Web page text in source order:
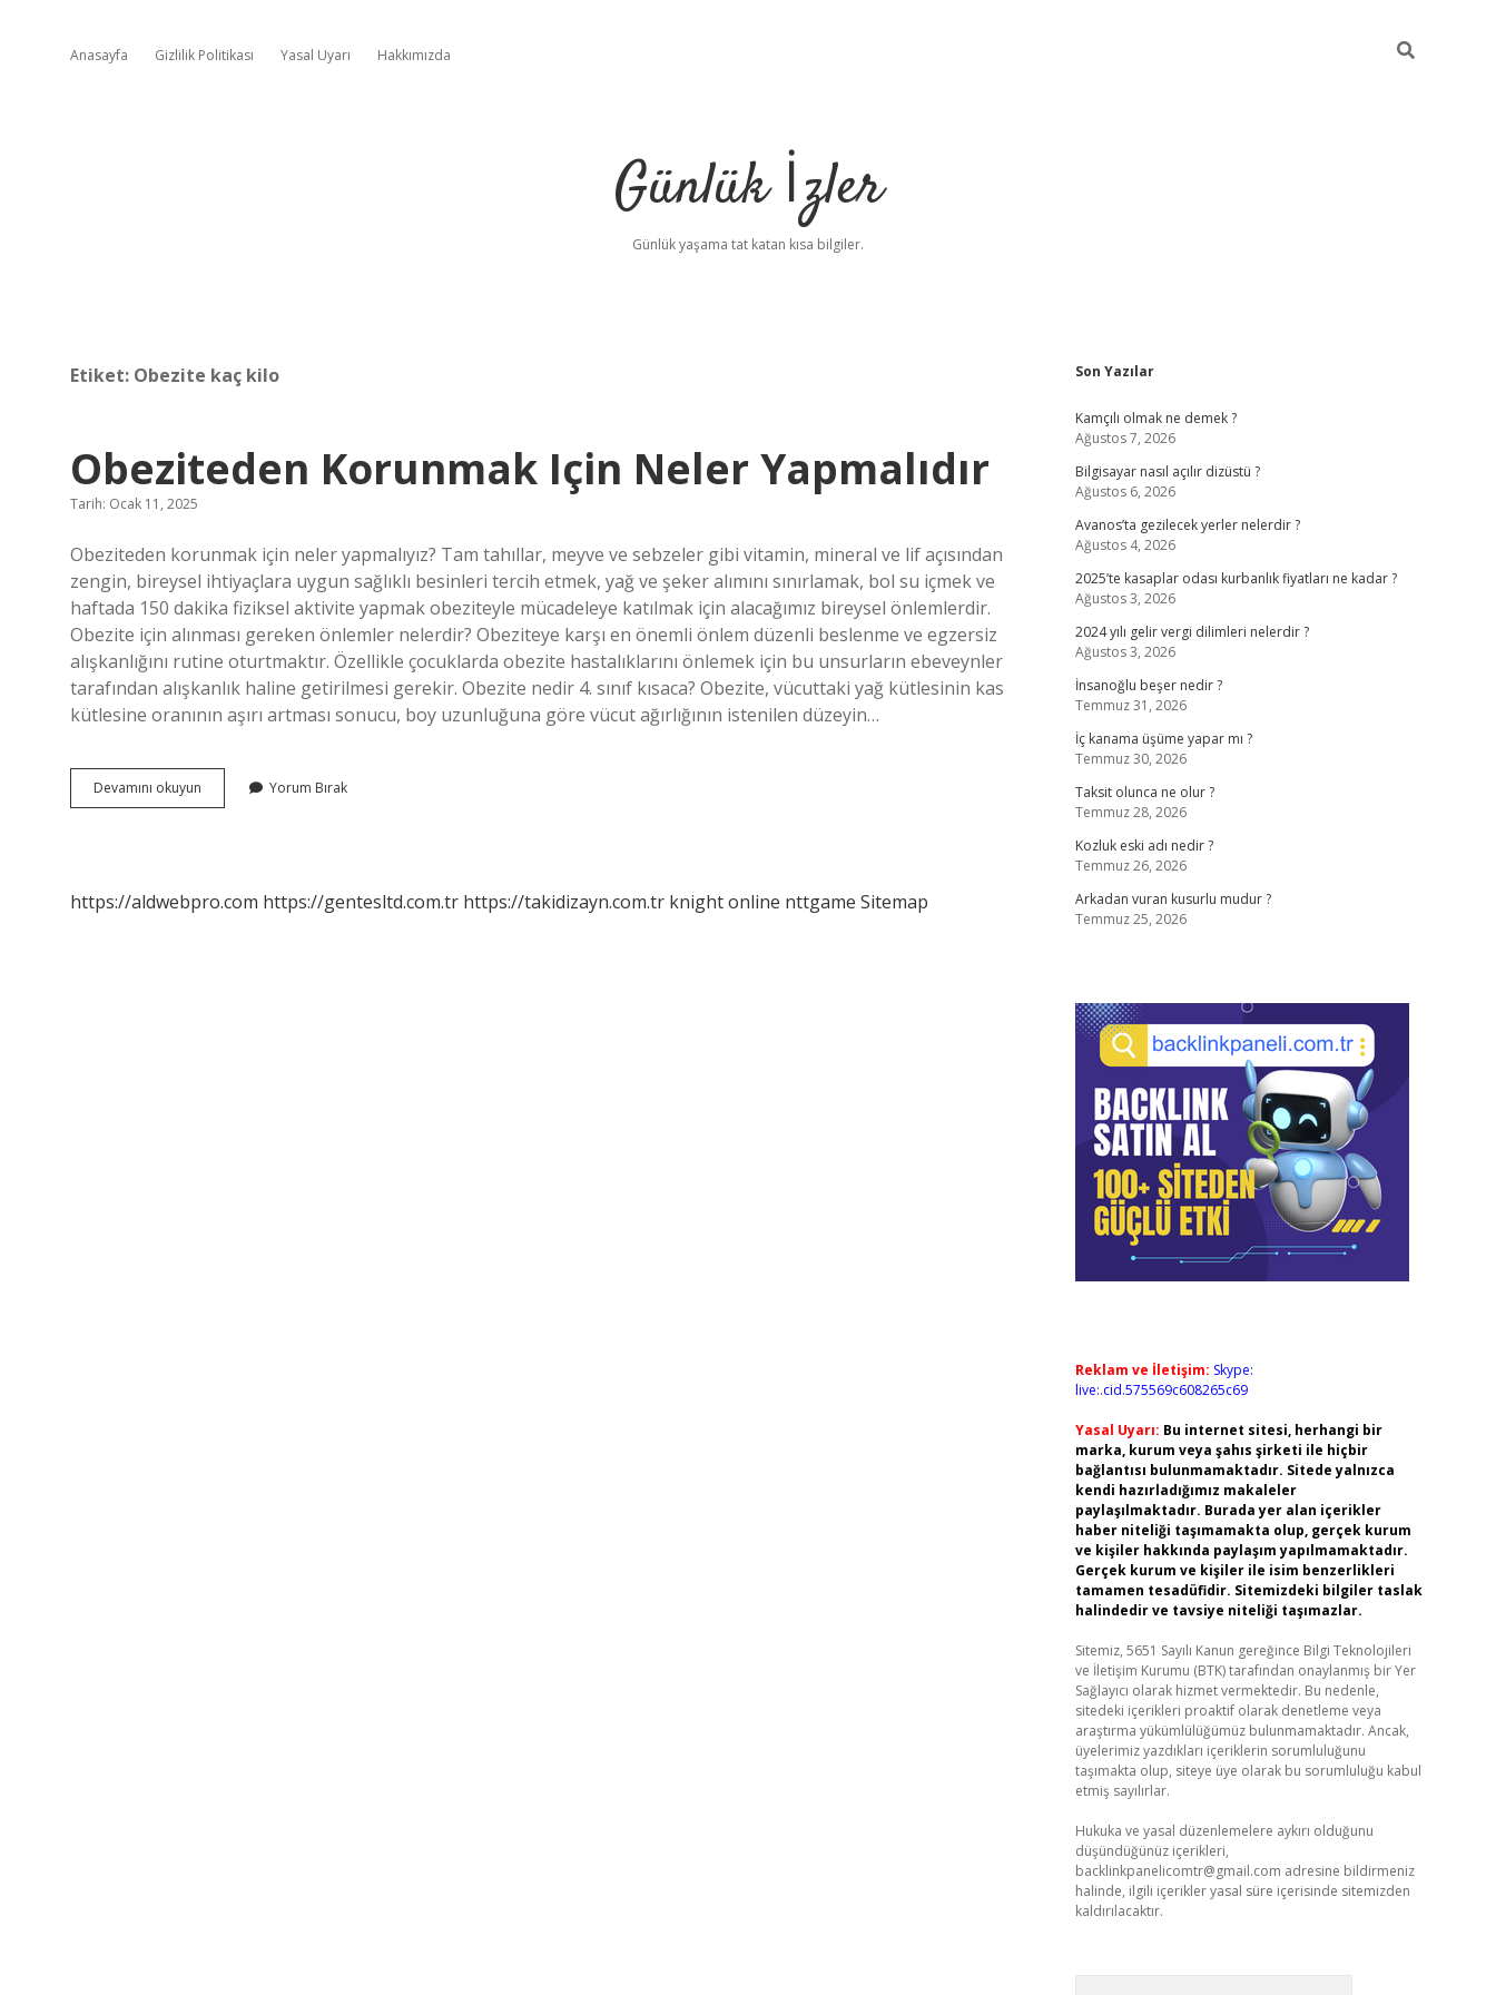
Anasayfa Gizlilik Politikası Yasal Uyarı Hakkımızda
Günlük İzler
Günlük yaşama tat katan kısa bilgiler.
Etiket: Obezite kaç kilo
Obeziteden Korunmak Için Neler Yapmalıdır
Tarih: Ocak 11, 2025
Obeziteden korunmak için neler yapmalıyız? Tam tahıllar, meyve ve sebzeler gibi vitamin, mineral ve lif açısından
zengin, bireysel ihtiyaçlara uygun sağlıklı besinleri tercih etmek, yağ ve şeker alımını sınırlamak, bol su içmek ve
haftada 150 dakika fiziksel aktivite yapmak obeziteyle mücadeleye katılmak için alacağımız bireysel önlemlerdir.
Obezite için alınması gereken önlemler nelerdir? Obeziteye karşı en önemli önlem düzenli beslenme ve egzersiz
alışkanlığını rutine oturtmaktır. Özellikle çocuklarda obezite hastalıklarını önlemek için bu unsurların ebeveynler
tarafından alışkanlık haline getirilmesi gerekir. Obezite nedir 4. sınıf kısaca? Obezite, vücuttaki yağ kütlesinin kas
kütlesine oranının aşırı artması sonucu, boy uzunluğuna göre vücut ağırlığının istenilen düzeyin…
Devamını okuyun Obeziteden
Korunmak
Yorum Bırak
https://aldwebpro.com https://gentesltd.com.tr https://takidizayn.com.tr knight online nttgame Sitemap
Sidebar
Son Yazılar
Kamçılı olmak ne demek ?
Ağustos 7, 2026
Bilgisayar nasıl açılır dizüstü ?
Ağustos 6, 2026
Avanos’ta gezilecek yerler nelerdir ?
Ağustos 4, 2026
2025’te kasaplar odası kurbanlık fiyatları ne kadar ?
Ağustos 3, 2026
2024 yılı gelir vergi dilimleri nelerdir ?
Ağustos 3, 2026
İnsanoğlu beşer nedir ?
Temmuz 31, 2026
İç kanama üşüme yapar mı ?
Temmuz 30, 2026
Taksit olunca ne olur ?
Temmuz 28, 2026
Kozluk eski adı nedir ?
Temmuz 26, 2026
Arkadan vuran kusurlu mudur ?
Temmuz 25, 2026
Reklam ve İletişim: Skype:
live:.cid.575569c608265c69
Yasal Uyarı: Bu internet sitesi, herhangi bir
marka, kurum veya şahıs şirketi ile hiçbir
bağlantısı bulunmamaktadır. Sitede yalnızca
kendi hazırladığımız makaleler
paylaşılmaktadır. Burada yer alan içerikler
haber niteliği taşımamakta olup, gerçek kurum
ve kişiler hakkında paylaşım yapılmamaktadır.
Gerçek kurum ve kişiler ile isim benzerlikleri
tamamen tesadüfidir. Sitemizdeki bilgiler taslak
halindedir ve tavsiye niteliği taşımazlar.
Sitemiz, 5651 Sayılı Kanun gereğince Bilgi Teknolojileri
ve İletişim Kurumu (BTK) tarafından onaylanmış bir Yer
Sağlayıcı olarak hizmet vermektedir. Bu nedenle,
sitedeki içerikleri proaktif olarak denetleme veya
araştırma yükümlülüğümüz bulunmamaktadır. Ancak,
üyelerimiz yazdıkları içeriklerin sorumluluğunu
taşımakta olup, siteye üye olarak bu sorumluluğu kabul
etmiş sayılırlar.
Hukuka ve yasal düzenlemelere aykırı olduğunu
düşündüğünüz içerikleri,
backlinkpanelicomtr@gmail.com adresine bildirmeniz
halinde, ilgili içerikler yasal süre içerisinde sitemizden
kaldırılacaktır.